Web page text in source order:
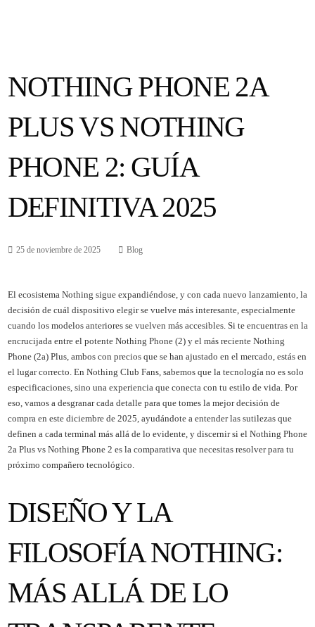
NOTHING PHONE 2A
PLUS VS NOTHING
PHONE 2: GUÍA
DEFINITIVA 2025
25 de noviembre de 2025 Blog
El ecosistema Nothing sigue expandiéndose, y con cada nuevo lanzamiento, la
decisión de cuál dispositivo elegir se vuelve más interesante, especialmente
cuando los modelos anteriores se vuelven más accesibles. Si te encuentras en la
encrucijada entre el potente Nothing Phone (2) y el más reciente Nothing
Phone (2a) Plus, ambos con precios que se han ajustado en el mercado, estás en
el lugar correcto. En Nothing Club Fans, sabemos que la tecnología no es solo
especificaciones, sino una experiencia que conecta con tu estilo de vida. Por
eso, vamos a desgranar cada detalle para que tomes la mejor decisión de
compra en este diciembre de 2025, ayudándote a entender las sutilezas que
definen a cada terminal más allá de lo evidente, y discernir si el Nothing Phone
2a Plus vs Nothing Phone 2 es la comparativa que necesitas resolver para tu
próximo compañero tecnológico.
DISEÑO Y LA
FILOSOFÍA NOTHING:
MÁS ALLÁ DE LO